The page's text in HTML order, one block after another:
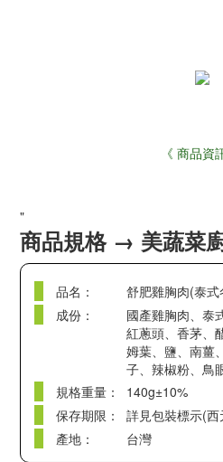
《 商品資
"
商品規格 → 美蔬菜
品名：
舒肥雞胸肉(泰式
成份：
國產雞胸肉、泰
紅蔥頭、香茅、
姆葉、鹽、南薑
子、辣椒粉、鳥
規格重量：
140g±10%
保存期限：
詳見包裝標示(
產地：
台灣